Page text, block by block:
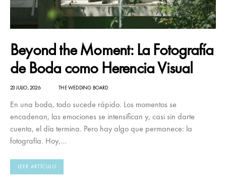
Beyond the Moment: La Fotografía
de Boda como Herencia Visual
23 JULIO, 2026 THE WEDDING BOARD
En una boda, todo sucede rápido. Los momentos se
encadenan, las emociones se intensifican y, casi sin darte
cuenta, el día termina. Pero hay algo que permanece: la
fotografía. Hoy,…
LEER ARTÍCULO